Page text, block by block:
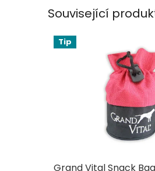
Související
Tip
Grand Vital Snack